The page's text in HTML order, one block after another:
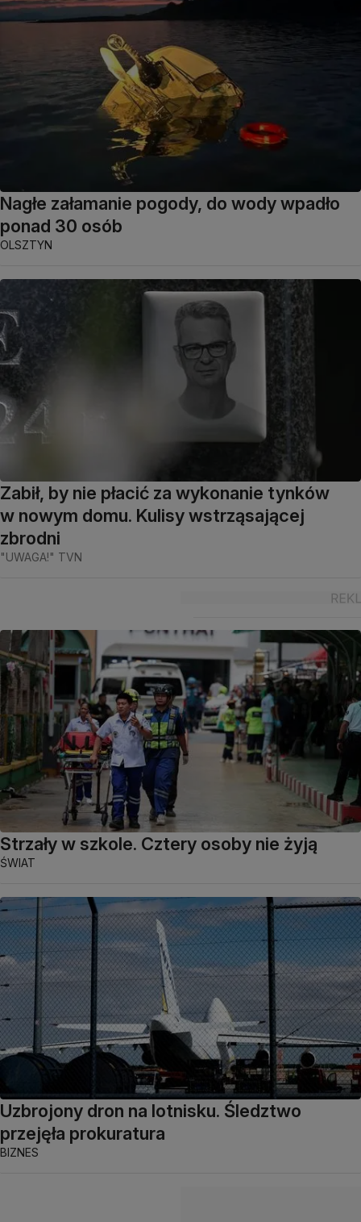
Nagłe załamanie pogody, do wody wpadło
ponad 30 osób
OLSZTYN
Zabił, by nie płacić za wykonanie tynków
w nowym domu. Kulisy wstrząsającej
zbrodni
"UWAGA!" TVN
Strzały w szkole. Cztery osoby nie żyją
ŚWIAT
Uzbrojony dron na lotnisku. Śledztwo
przejęła prokuratura
BIZNES